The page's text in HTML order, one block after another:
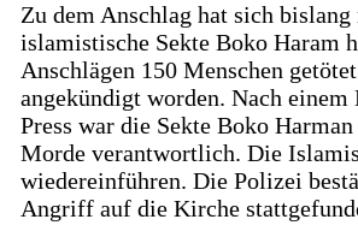
Zu dem Anschlag hat sich
islamistische Sekte Boko Haram
Anschlägen 150 Menschen
angekündigt worden. Nach
Press war die Sekte Boko
Morde verantwortlich. Die
wiedereinführen. Die Polizei
Angriff auf die Kirche